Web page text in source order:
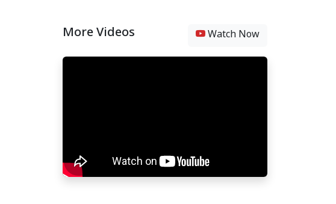
More Videos Watch Now